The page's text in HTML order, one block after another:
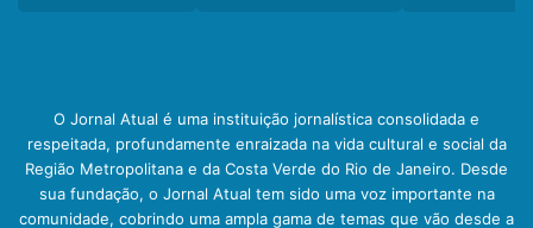
O Jornal Atual é uma instituição jornalística consolidada e
respeitada, profundamente enraizada na vida cultural e social da
Região Metropolitana e da Costa Verde do Rio de Janeiro. Desde
sua fundação, o Jornal Atual tem sido uma voz importante na
comunidade, cobrindo uma ampla gama de temas que vão desde a